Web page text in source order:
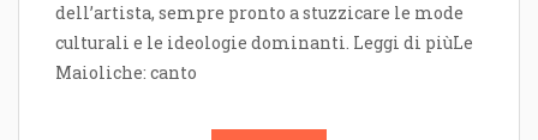
dell’artista, sempre pronto a stuzzicare le mode
culturali e le ideologie dominanti. Leggi di piùLe
Maioliche: canto